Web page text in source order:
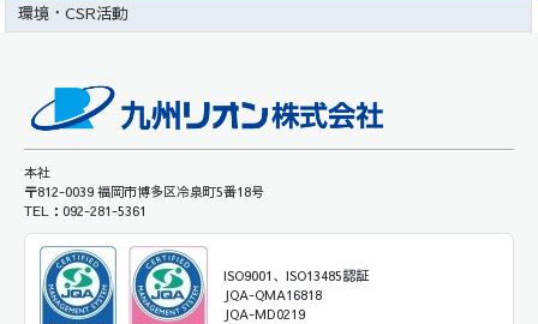
環境・CSR活動
本社
〒812-0039 福岡市博多区冷泉町5番18号
TEL：092-281-5361
ISO9001、ISO13485認証
JQA-QMA16818
JQA-MD0219